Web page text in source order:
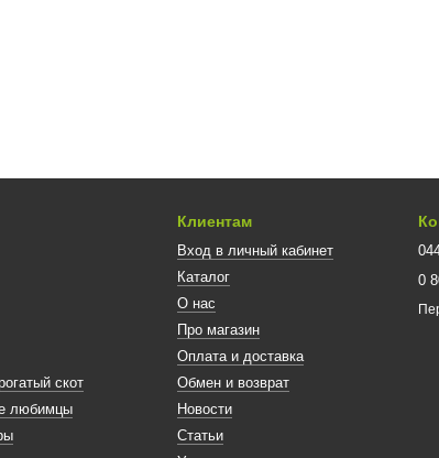
скот
любимцы
Клиентам
Вход в личный кабинет
Каталог
О нас
Про магазин
Оплата и доставка
Обмен и возврат
Новости
Статьи
0